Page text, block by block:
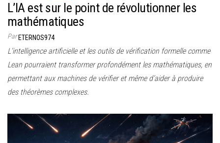
L’IA est sur le point de révolutionner les
mathématiques
ParETERNOS974
L’intelligence artificielle et les outils de vérification formelle comme
Lean pourraient transformer profondément les mathématiques, en
permettant aux machines de vérifier et même d’aider à produire
des théorèmes complexes.